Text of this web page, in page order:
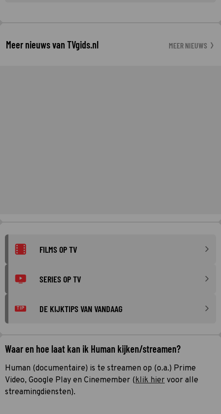
Meer nieuws van TVgids.nl MEER NIEUWS
FILMS OP TV
SERIES OP TV
TIP DE KIJKTIPS VAN VANDAAG
Waar en hoe laat kan ik Human kijken/streamen?
Human (documentaire) is te streamen op (o.a.) Prime
Video, Google Play en Cinemember (klik hier voor alle
streamingdiensten).